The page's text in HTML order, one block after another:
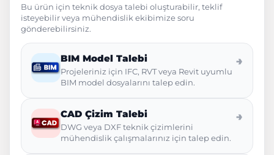
Bu ürün için teknik dosya talebi oluşturabilir, teklif
isteyebilir veya mühendislik ekibimize soru
gönderebilirsiniz.
BIM Model Talebi
Projeleriniz için IFC, RVT veya Revit uyumlu
BIM model dosyalarını talep edin.
→
CAD Çizim Talebi
DWG veya DXF teknik çizimlerini
mühendislik çalışmalarınız için talep edin.
→